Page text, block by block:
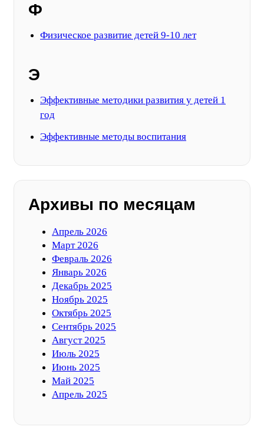
Ф
Физическое развитие детей 9-10 лет
Э
Эффективные методики развития у детей 1
год
Эффективные методы воспитания
Архивы по месяцам
Апрель 2026
Март 2026
Февраль 2026
Январь 2026
Декабрь 2025
Ноябрь 2025
Октябрь 2025
Сентябрь 2025
Август 2025
Июль 2025
Июнь 2025
Май 2025
Апрель 2025